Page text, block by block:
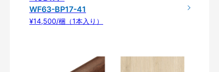
WF63-BP17-41
¥14,500/梱（1本入り）